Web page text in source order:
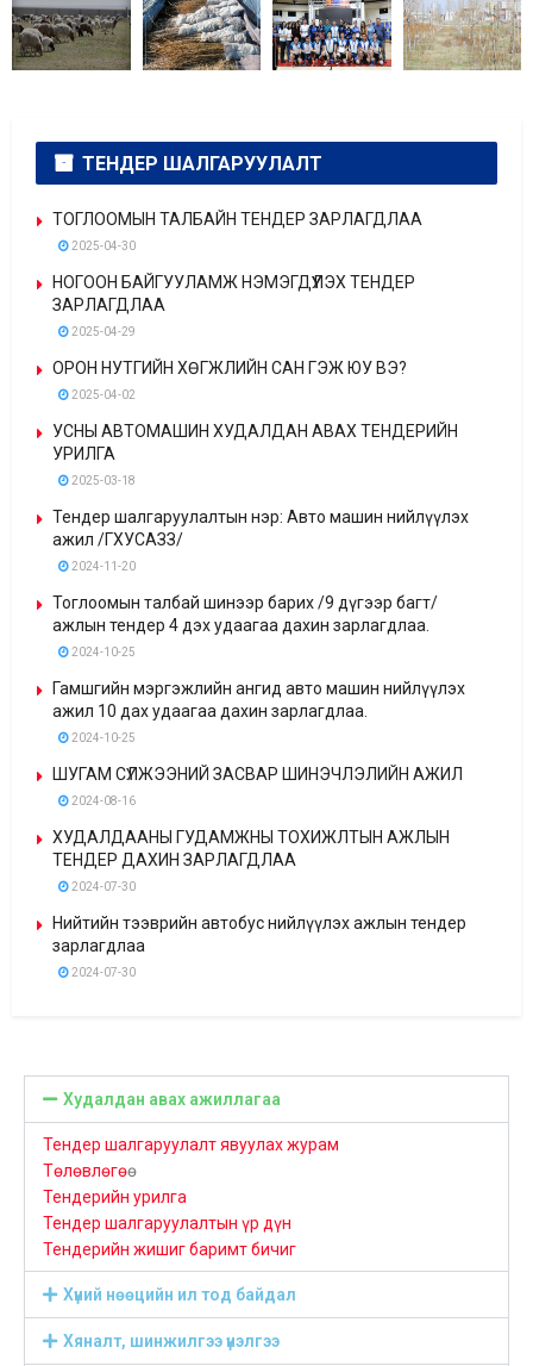
ТЕНДЕР ШАЛГАРУУЛАЛТ
ТОГЛООМЫН ТАЛБАЙН ТЕНДЕР ЗАРЛАГДЛАА
2025-04-30
НОГООН БАЙГУУЛАМЖ НЭМЭГДҮҮЛЭХ ТЕНДЕР
ЗАРЛАГДЛАА
2025-04-29
ОРОН НУТГИЙН ХӨГЖЛИЙН САН ГЭЖ ЮУ ВЭ?
2025-04-02
УСНЫ АВТОМАШИН ХУДАЛДАН АВАХ ТЕНДЕРИЙН
УРИЛГА
2025-03-18
Тендер шалгаруулалтын нэр: Авто машин нийлүүлэх
ажил /ГХУСАЗЗ/
2024-11-20
Тоглоомын талбай шинээр барих /9 дүгээр багт/
ажлын тендер 4 дэх удаагаа дахин зарлагдлаа.
2024-10-25
Гамшгийн мэргэжлийн ангид авто машин нийлүүлэх
ажил 10 дах удаагаа дахин зарлагдлаа.
2024-10-25
ШУГАМ СҮЛЖЭЭНИЙ ЗАСВАР ШИНЭЧЛЭЛИЙН АЖИЛ
2024-08-16
ХУДАЛДААНЫ ГУДАМЖНЫ ТОХИЖЛТЫН АЖЛЫН
ТЕНДЕР ДАХИН ЗАРЛАГДЛАА
2024-07-30
Нийтийн тээврийн автобус нийлүүлэх ажлын тендер
зарлагдлаа
2024-07-30
Худалдан авах ажиллагаа
Тендер шалгаруулалт явуулах журам
Төлөвлөгөө
Тендерийн урилга
Тендер шалгаруулалтын үр дүн
Тендерийн жишиг баримт бичиг
Хүний нөөцийн ил тод байдал
Хяналт, шинжилгээ үнэлгээ